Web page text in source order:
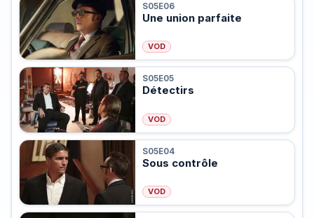
S05E06
Une union parfaite
VOD
S05E05
Détectirs
VOD
S05E04
Sous contrôle
VOD